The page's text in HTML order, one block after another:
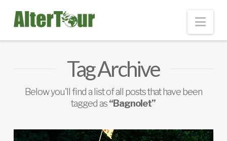
Tag Archive
Below you'll find a list of all posts that have been
tagged as“Bagnolet”